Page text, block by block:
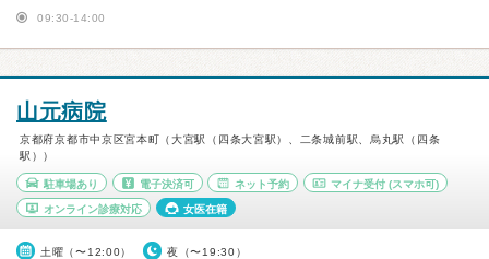
09:30-14:00
山元病院
京都府京都市中京区宮本町（大宮駅（四条大宮駅）、二条城前駅、烏丸駅（四条
駅））
駐車場あり 電子決済可 ネット予約 マイナ受付 (スマホ可)
オンライン診療対応 女医在籍
土曜（〜12:00） 夜（〜19:30）